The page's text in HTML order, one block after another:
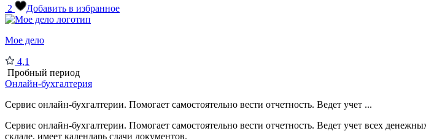
2
Добавить в избранное
Мое дело
4,1
Пробный период
Онлайн-бухгалтерия
Сервис онлайн-бухгалтерии. Помогает самостоятельно вести отчетность. Ведет учет ...
Сервис онлайн-бухгалтерии. Помогает самостоятельно вести отчетность. Ведет учет всех
складе, имеет календарь сдачи документов.